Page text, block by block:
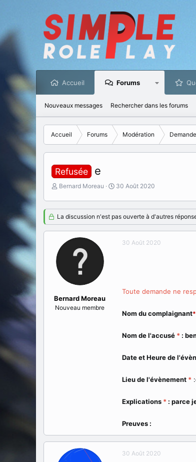
Accueil Forums
Nouveaux messages Rechercher dans les forums
Accueil Forums Modération
Refusée e
I
i
a
e
d
a
d
Bernard Moreau
D
t
e
30 Août 2020
La discussion n'est pas ouverte à d'autres
Bernard Moreau
Nouveau membre
30 Août 2020
Toute demande ne
Nom du complaignant*
Nom de l'accusé * :
Date et Heure de
Lieu de l'évènement *
Explications * : parce
Preuves :
30 Août 2020